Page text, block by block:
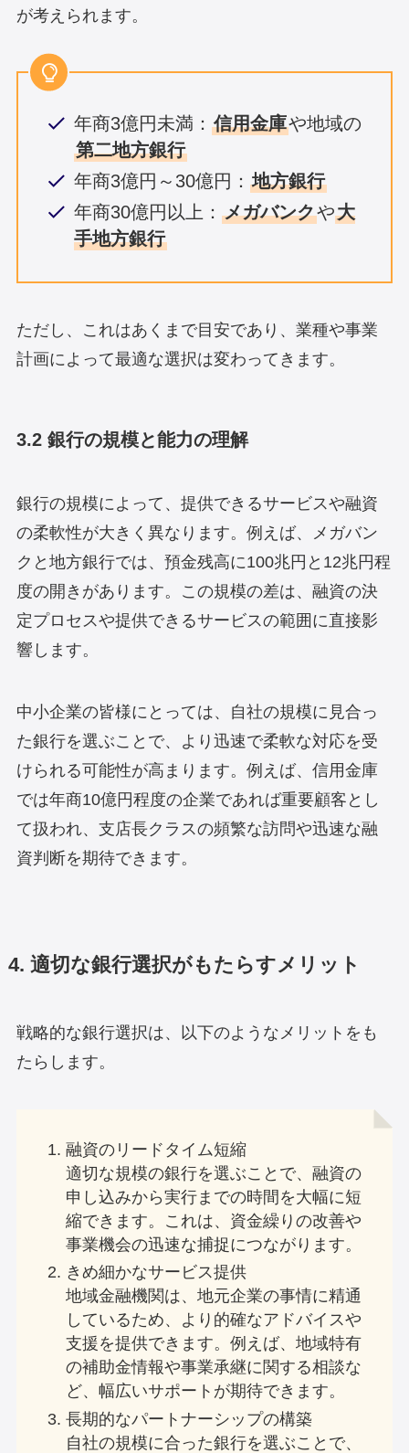
が考えられます。
年商3億円未満：信用金庫や地域の
第二地方銀行
年商3億円～30億円：地方銀行
年商30億円以上：メガバンクや大
手地方銀行
ただし、これはあくまで目安であり、業種や事業
計画によって最適な選択は変わってきます。
3.2 銀行の規模と能力の理解
銀行の規模によって、提供できるサービスや融資
の柔軟性が大きく異なります。例えば、メガバン
クと地方銀行では、預金残高に100兆円と12兆円程
度の開きがあります。この規模の差は、融資の決
定プロセスや提供できるサービスの範囲に直接影
響します。
中小企業の皆様にとっては、自社の規模に見合っ
た銀行を選ぶことで、より迅速で柔軟な対応を受
けられる可能性が高まります。例えば、信用金庫
では年商10億円程度の企業であれば重要顧客とし
て扱われ、支店長クラスの頻繁な訪問や迅速な融
資判断を期待できます。
4. 適切な銀行選択がもたらすメリット
戦略的な銀行選択は、以下のようなメリットをも
たらします。
融資のリードタイム短縮
適切な規模の銀行を選ぶことで、融資の
申し込みから実行までの時間を大幅に短
縮できます。これは、資金繰りの改善や
事業機会の迅速な捕捉につながります。
きめ細かなサービス提供
地域金融機関は、地元企業の事情に精通
しているため、より的確なアドバイスや
支援を提供できます。例えば、地域特有
の補助金情報や事業承継に関する相談な
ど、幅広いサポートが期待できます。
長期的なパートナーシップの構築
自社の規模に合った銀行を選ぶことで、